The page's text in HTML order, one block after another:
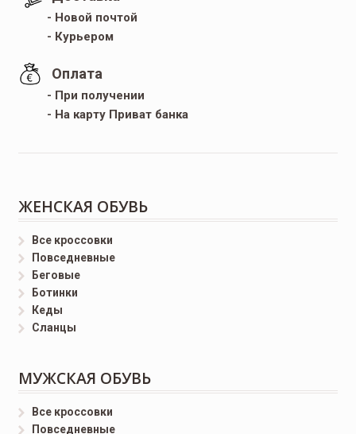
- Новой почтой
- Курьером
Оплата
- При получении
- На карту Приват банка
ЖЕНСКАЯ ОБУВЬ
Все кроссовки
Повседневные
Беговые
Ботинки
Кеды
Сланцы
МУЖСКАЯ ОБУВЬ
Все кроссовки
Повседневные